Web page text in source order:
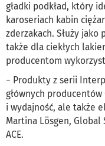
gładki podkład, który
karoseriach kabin
zderzakach. Służy
także dla ciekłych
producentom
− Produkty z serii
głównych producentów
i wydajność, ale także
Martina Lösgen, Global
ACE.